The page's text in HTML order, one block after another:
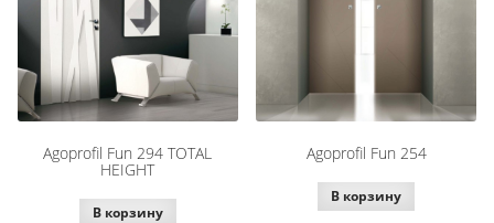
Agoprofil Fun 294 TOTAL
HEIGHT
В корзину
Agoprofil Fun 254
В корзину